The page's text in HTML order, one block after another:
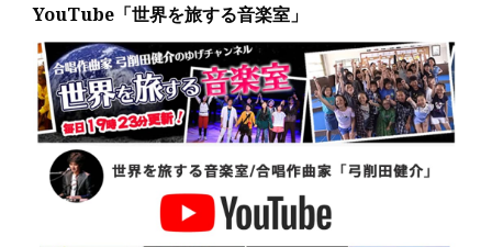
YouTube「世界を旅する音楽室」